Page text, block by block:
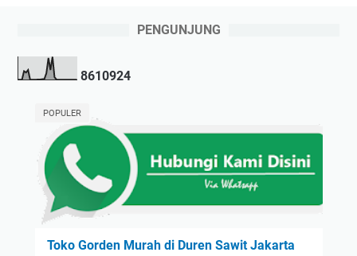
PENGUNJUNG
8610924
POPULER
Toko Gorden Murah di Duren Sawit Jakarta